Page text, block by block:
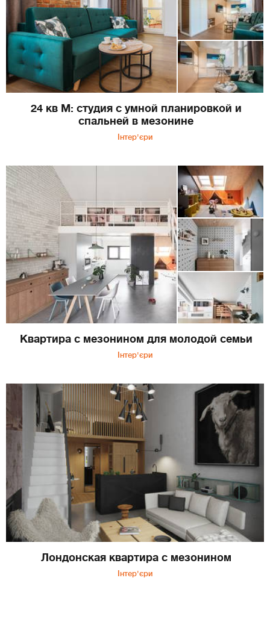
24 кв М: студия с умной планировкой и
спальней в мезонине
Інтер'єри
Квартира с мезонином для молодой семьи
Інтер'єри
Лондонская квартира с мезонином
Інтер'єри